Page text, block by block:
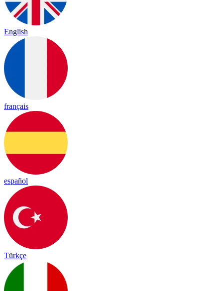
English
français
español
Türkçe